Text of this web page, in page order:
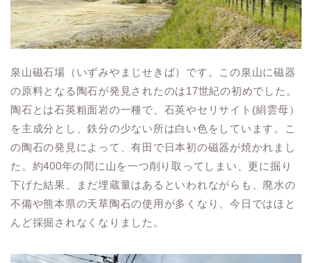
泉山磁石場（いずみやまじせきば）です。この泉山に磁器
の原料となる陶石が発見されたのは17世紀の初めでした。
陶石とは石英粗面岩の一種で、石英やセリサイト(絹雲母）
を主成分とし、鉄分の少ない所は白い色をしています。こ
の陶石の発見によって、有田で日本初の磁器が焼かれまし
た。約400年の間に山を一つ削り取ってしまい、更に掘り
下げた結果、まだ埋蔵量はあるといわれながらも、廃水の
不備や熊本県の天草陶石の使用が多くなり、今日ではほと
んど採掘されなくなりました。